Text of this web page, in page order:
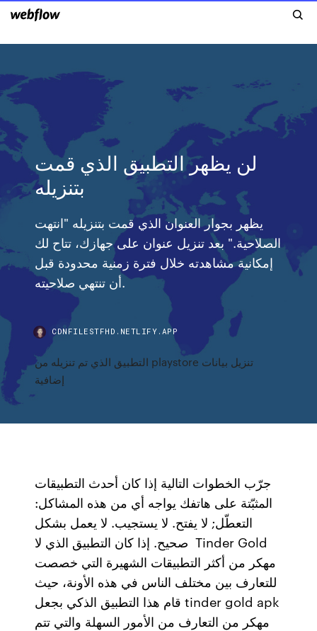
لن يظهر التطبيق الذي قمت
بتنزيله
يظهر بجوار العنوان الذي قمت بتنزيله "انتهت
الصلاحية." بعد تنزيل عنوان على جهازك، تتاح لك
إمكانية مشاهدته خلال فترة زمنية محدودة قبل
أن تنتهي صلاحيته.
CDNFILESTFHD.NETLIFY.APP
التطبيق الذي تم تنزيله من playstore تنزيل بيانات
إضافية
جرّب الخطوات التالية إذا كان أحدث التطبيقات
المثبّتة على هاتفك يواجه أي من هذه المشاكل:
التعطّل; لا يفتح. لا يستجيب. لا يعمل بشكل
صحيح. إذا كان التطبيق الذي لا Tinder Gold
مهكر من أكثر التطبيقات الشهيرة التي خصصت
للتعارف بين مختلف الناس في هذه الأونة، حيث
قام هذا التطبيق الذكي بجعل tinder gold apk
مهكر من التعارف من الأمور السهلة والتي تتم